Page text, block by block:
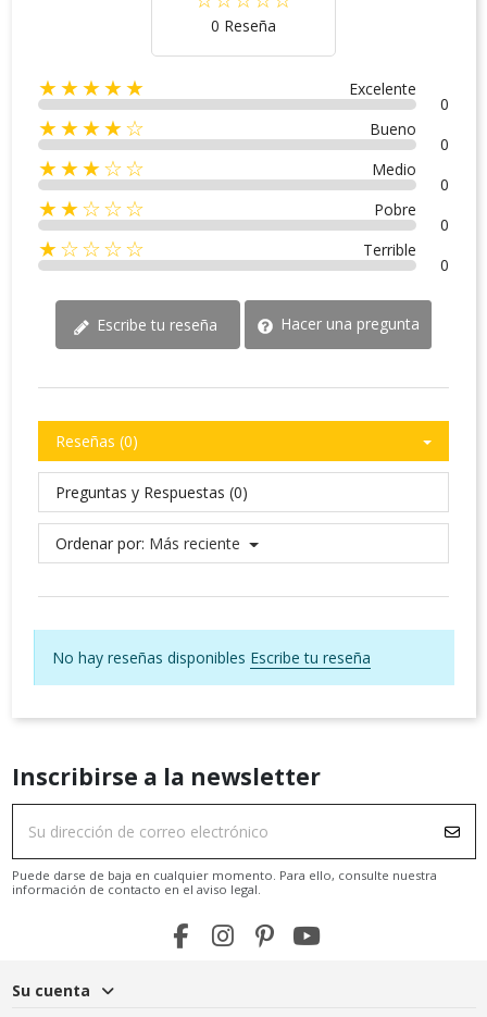
0 Reseña
★★★★★ Excelente
0
★★★★☆ Bueno
0
★★★☆☆ Medio
0
★★☆☆☆ Pobre
0
★☆☆☆☆ Terrible
0
Escribe tu reseña Hacer una pregunta
Reseñas (0)
Preguntas y Respuestas (0)
Ordenar por: Más reciente
No hay reseñas disponibles Escribe tu reseña
Inscribirse a la newsletter
Puede darse de baja en cualquier momento. Para ello, consulte nuestra
información de contacto en el aviso legal.
Su cuenta